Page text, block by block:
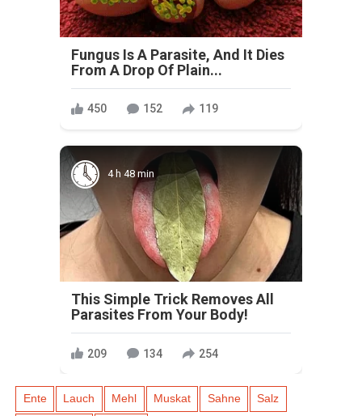
Fungus Is A Parasite, And It Dies
From A Drop Of Plain...
450 152 119
4 h 48 min
This Simple Trick Removes All
Parasites From Your Body!
209 134 254
Ente Lauch Mehl Muskat Sahne Salz